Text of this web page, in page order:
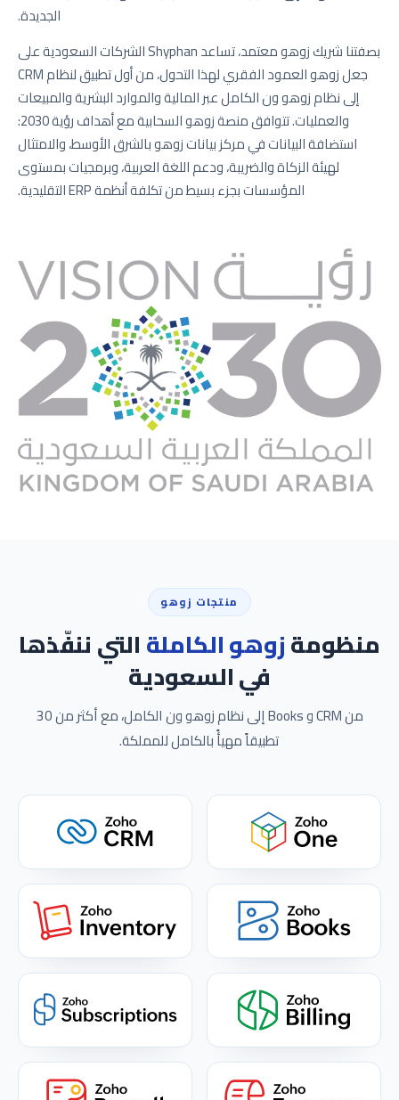
الجديدة.
بصفتنا شريك زوهو معتمد، تساعد Shyphan الشركات السعودية على
جعل زوهو العمود الفقري لهذا التحول، من أول تطبيق لنظام CRM
إلى نظام زوهو ون الكامل عبر المالية والموارد البشرية والمبيعات
والعمليات. تتوافق منصة زوهو السحابية مع أهداف رؤية 2030:
استضافة البيانات في مركز بيانات زوهو بالشرق الأوسط، والامتثال
لهيئة الزكاة والضريبة، ودعم اللغة العربية، وبرمجيات بمستوى
المؤسسات بجزء بسيط من تكلفة أنظمة ERP التقليدية.
منتجات زوهو
منظومةزوهو الكاملةالتي ننفّذها
في السعودية
من CRM و Books إلى نظام زوهو ون الكامل، مع أكثر من 30
تطبيقاً مهيأً بالكامل للمملكة.